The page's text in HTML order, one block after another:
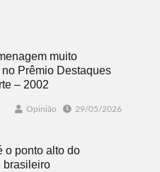
muito
Prêmio Destaques
– 2002
Opinião 29/05/2026
o ponto alto do
brasileiro